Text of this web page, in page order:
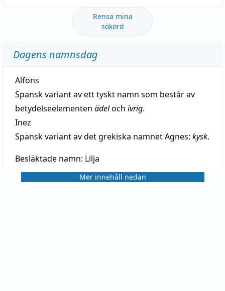
Rensa mina
sökord
Dagens namnsdag
Alfons
Spansk variant av ett tyskt namn som består av
betydelseelementen ädeloch ivrig.
Inez
Spansk variant av det grekiska namnet Agnes: kysk.
Besläktade namn: Lilja
Mer innehåll nedan